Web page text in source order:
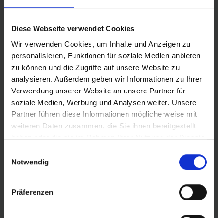
Diese Webseite verwendet Cookies
Wir verwenden Cookies, um Inhalte und Anzeigen zu
personalisieren, Funktionen für soziale Medien anbieten
zu können und die Zugriffe auf unsere Website zu
analysieren. Außerdem geben wir Informationen zu Ihrer
Verwendung unserer Website an unsere Partner für
soziale Medien, Werbung und Analysen weiter. Unsere
Partner führen diese Informationen möglicherweise mit
weiteren Daten zusammen, die Sie ihnen bereitgestellt
haben oder die sie im Rahmen Ihrer Nutzung der Dienste
Notwendig
Präferenzen
etwas herumschneiden dürfen, da wir wissen wollten,
ob es möglich ist, noch schärfer zu fahren. Sie waren
einverstanden und so begann der gemeinsame
Entwicklungsprozess mit einem Ergebnis, das
seinesgleichen sucht.
PRODUCT FEATURES